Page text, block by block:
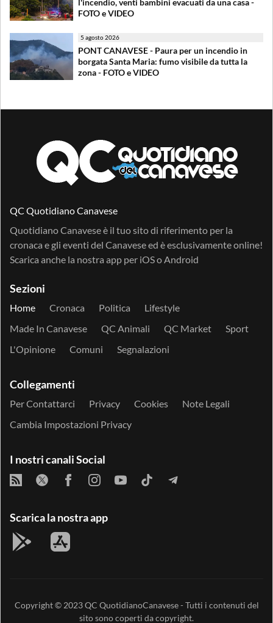
FOTO e VIDEO
5 agosto 2026
PONT CANAVESE - Paura per un incendio in
borgata Santa Maria: fumo visibile da tutta la
zona - FOTO e VIDEO
QC Quotidiano Canavese
Quotidiano Canavese è il tuo sito di riferimento per la
cronaca e gli eventi del Canavese ed è esclusivamente online!
Scarica anche la nostra app per iOSo Android
Sezioni
Home Cronaca Politica
Lifestyle
Made In Canavese
QC Animali QC Market
Sport
L'Opinione
Comuni Segnalazioni
Collegamenti
Per Contattarci Privacy Cookies
Note Legali
Cambia Impostazioni Privacy
I nostri canali Social
Scarica la nostra app
Copyright © 2023QC QuotidianoCanavese- Tutti i contenuti del
sito sono coperti da copyright.